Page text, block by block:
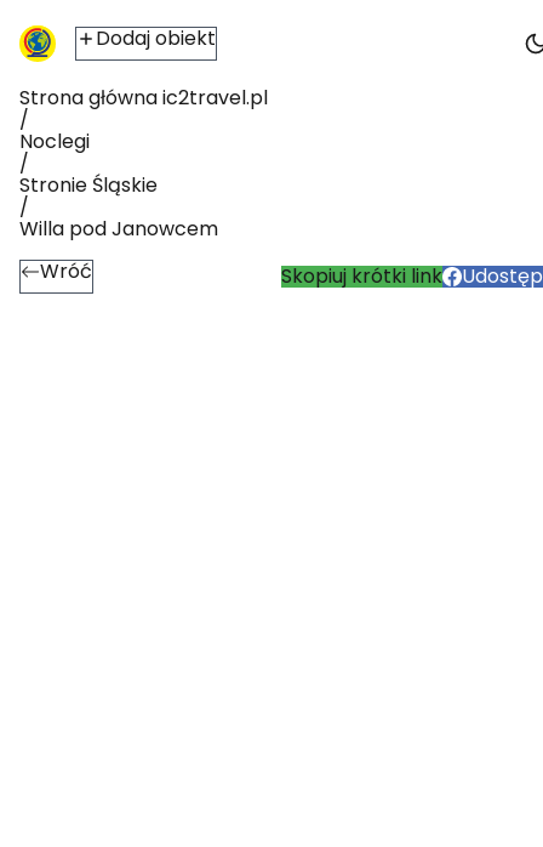
Dodaj obiekt
Strona główna ic2travel.pl
/
Noclegi
/
Stronie Śląskie
/
Willa pod Janowcem
Wróć
Skopiuj krótki link